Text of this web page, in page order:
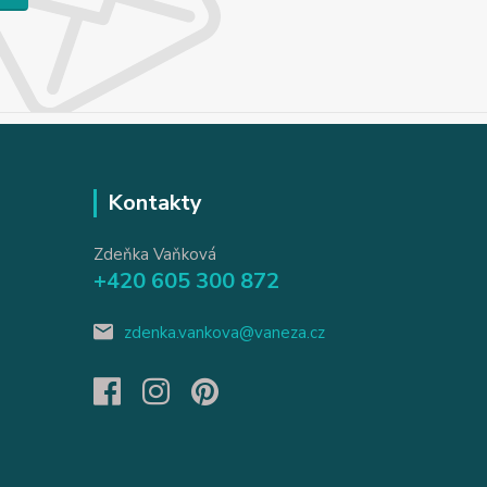
Kontakty
Zdeňka Vaňková
+420 605 300 872
zdenka.vankova@vaneza.cz